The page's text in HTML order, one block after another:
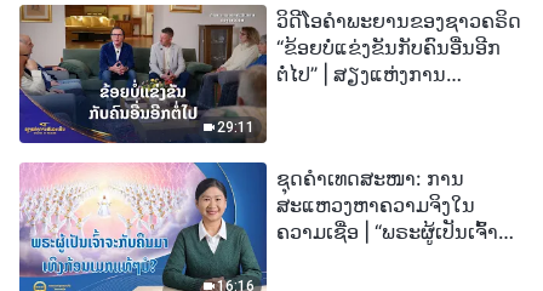
29:11
ວິດີໂອຄຳພະຍານຂອງຊາວຄຣິດ
“ຂ້ອຍບໍ່ແຂ່ງຂັນກັບຄົນອື່ນອີກ
ຕໍ່ໄປ” | ສຽງແຫ່ງການ
16:16
ຊຸດຄຳເທດສະໜາ: ການ
ສະແຫວງຫາຄວາມຈິງໃນ
ຄວາມເຊື່ອ | “ພຣະຜູ້ເປັນເຈົ້າຈະ